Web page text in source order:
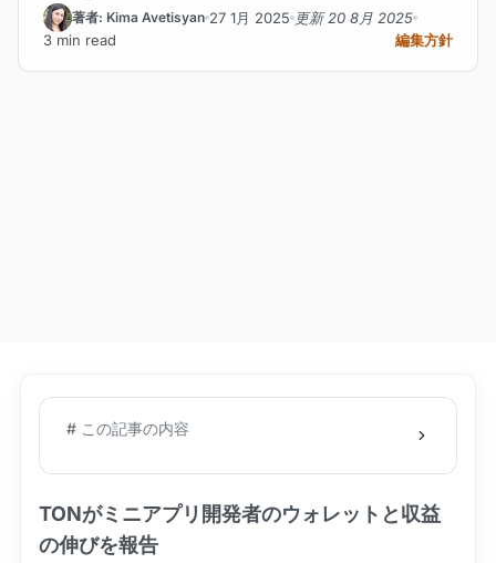
著者: Kima Avetisyan 27 1月 2025 更新 20 8月 2025
3 min read
編集方針
# この記事の内容
TONがミニアプリ開発者のウォレットと収益
の伸びを報告